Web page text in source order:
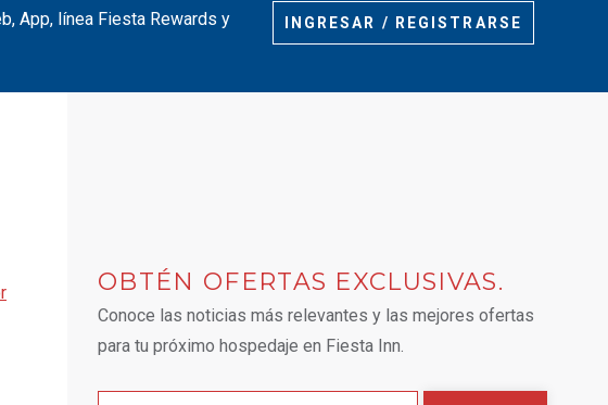
App, línea Fiesta Rewards y
INGRESAR / REGISTRARSE
Opens in a new tab.OBTÉN OFERTAS EXCLUSIVAS.
Conoce las noticias más relevantes y las mejores ofertas
para tu próximo hospedaje en Fiesta Inn.